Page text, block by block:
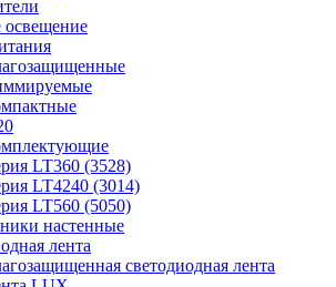
освещение
LT360 (3528)
LT4240 (3014)
LT560 (5050)
настенные
лента
светодиодная лента